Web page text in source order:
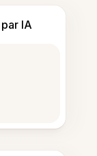
IA